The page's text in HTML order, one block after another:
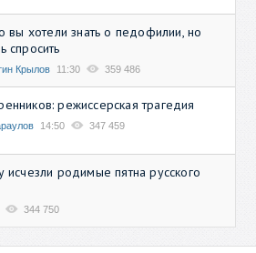
вы хотели знать о педофилии, но
спросить
Крылов 11:30 359 486
режиссерская трагедия
14:50 347 459
родимые пятна русского
344 750